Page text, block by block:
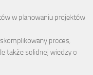
w planowaniu projektów
proces,
także solidnej wiedzy o